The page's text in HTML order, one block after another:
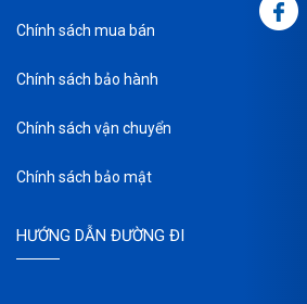
Chính sách mua bán
Chính sách bảo hành
Chính sách vận chuyển
Chính sách bảo mật
HƯỚNG DẪN ĐƯỜNG ĐI